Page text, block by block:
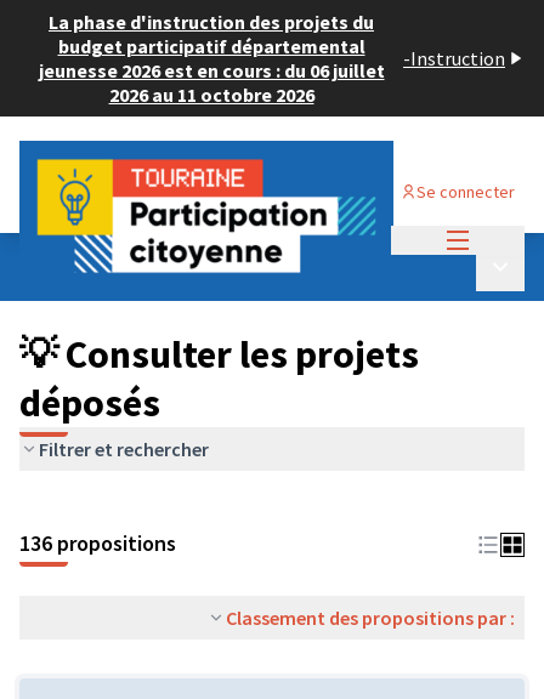
La phase d'instruction des projets du
budget participatif départemental
jeunesse 2026 est en cours : du 06 juillet
2026 au 11 octobre 2026
-Instruction
Se connecter
Budget Participatif JEUNESSE 2024
💡 Consulter les projets déposés
💡 Consulter les projets
déposés
Filtrer et rechercher
136 propositions
Classement des propositions par :